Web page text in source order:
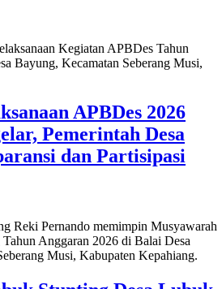
APBDes 2026
Pemerintah Desa
dan Partisipasi